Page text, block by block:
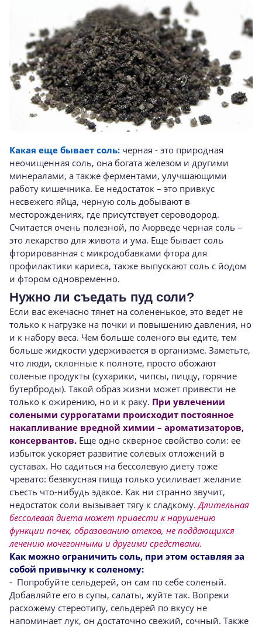
Какая еще бывает соль: черная - это природная
неочищенная соль, она богата железом и другими
минералами, а также ферментами, улучшающими
работу кишечника. Ее недостаток – это привкус
несвежего яйца, черную соль добывают в
месторождениях, где присутствует сероводород.
Считается очень полезной, по Аюрведе черная соль –
это лекарство для живота и ума. Еще бывает соль
фторированная с микродобавками фтора для
профилактики кариеса, также выпускают соль с йодом
и фтором одновременно.
Нужно ли съедать пуд соли?
Если вас ежечасно тянет на солененькое, это ведет не
только к нагрузке на почки и повышению давления, но
и к набору веса. Чем больше соленого вы едите, тем
больше жидкости удерживается в организме. Заметьте,
что люди, склонные к полноте, просто обожают
соленые продукты (сухарики, чипсы, пиццу, горячие
бутерброды). Такой образ жизни может привести не
только к ожирению, но и к раку. При увлечении
солеными суррогатами происходит постоянное
накапливание вредной химии – ароматизаторов,
консервантов. Еще одно скверное свойство соли: ее
избыток ускоряет развитие солевых отложений в
суставах. Но садиться на бессолевую диету тоже
чревато: безвкусная пища только усиливает желание
съесть что-нибудь эдакое. Как ни странно звучит,
недостаток соли вызывает тягу к сладкому. Длительная
бессолевая диета может привести к нарушению
функции почек, образованию отеков, не поддающихся
лечению мочегонными и другими средствами.
Как можно ограничить соль, при этом оставляя за
собой привычку к соленому:
- Попробуйте сельдерей, он сам по себе соленый.
Добавляйте его в супы, салаты, жуйте так. Вопреки
расхожему стереотипу, сельдерей по вкусу не
напоминает лук, он достаточно свежий, сочный. Также